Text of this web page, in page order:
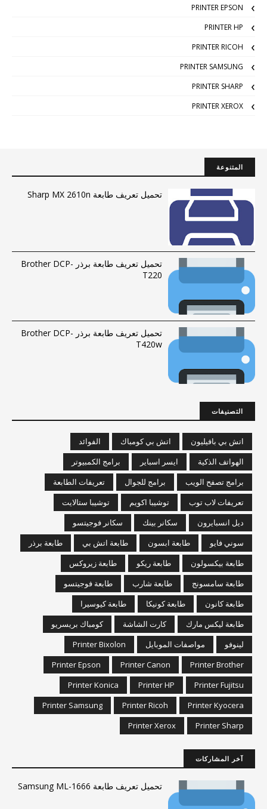
PRINTER EPSON
PRINTER HP
PRINTER RICOH
PRINTER SAMSUNG
PRINTER SHARP
PRINTER XEROX
المتنوعة
تحميل تعريف طابعة Sharp MX 2610n
تحميل تعريف طابعة برذر Brother DCP-
T220
تحميل تعريف طابعة برذر Brother DCP-
T420w
التصنيفات
اتش بي بافيليون اتش بي كومباك
الفوائد
الهواتف الذكية
ايسر اسباير
برامج الكمبيوتر
برامج تصفح الويب
برامج للجوال
تعريفات الطابعة
تعريفات لاب توب
توشيبا اكويم
توشيبا ستالايت
ديل انسبايرون
سكانر بينك
سكانر فوجيتسو
سوني فايو
طابعة ابسون طابعة اتش بي
طابعة برذر
طابعة بيكسولون
طابعة ريكو
طابعة زيروكس
طابعة سامسونج
طابعة شارب
طابعة فوجيتسو
طابعة كانون
طابعة كونيكا
طابعة كيوسيرا
طابعة ليكس مارك
كارت الشاشة
كومباك بريسريو
لينوفو
مواصفات الموبايل
Printer Bixolon
Printer Brother
Printer Canon
Printer Epson
Printer Fujitsu
Printer HP
Printer Konica
Printer Kyocera
Printer Ricoh
Printer Samsung
Printer Sharp
Printer Xerox
آخر المشاركات
تحميل تعريف طابعة Samsung ML-1666